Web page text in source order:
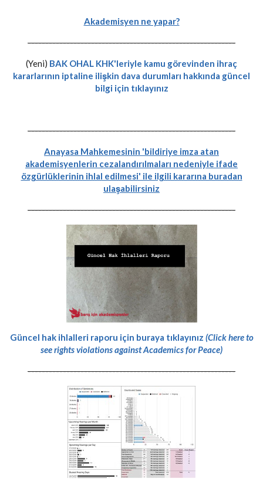
Akademisyen ne yapar?
-----------------------------------------------------------
(Yeni) BAK OHAL KHK'leriyle kamu görevinden ihraç
kararlarının iptaline ilişkin dava durumları hakkında güncel
bilgi için tıklayınız
-----------------------------------------------------------
Anayasa Mahkemesinin 'bildiriye imza atan
akademisyenlerin cezalandırılmaları nedeniyle ifade
özgürlüklerinin ihlal edilmesi' ile ilgili kararına buradan
ulaşabilirsiniz
-----------------------------------------------------------
Güncel hak ihlalleri raporu için buraya tıklayınız (Click here to
see rights violations against Academics for Peace)
-----------------------------------------------------------